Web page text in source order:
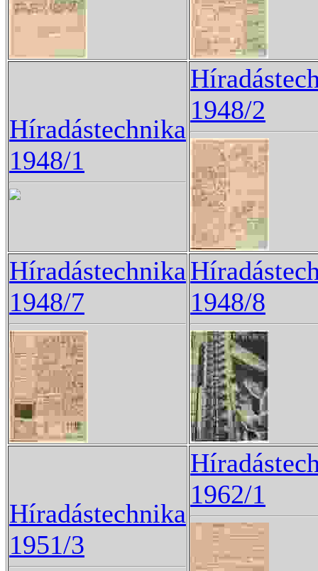
Híradástechnika
1948/1
1948/2
Híradástechnika
1948/7
1948/8
Híradástechnika
1951/3
1962/1